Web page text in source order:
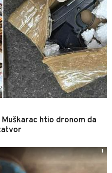
htio dronom da
1